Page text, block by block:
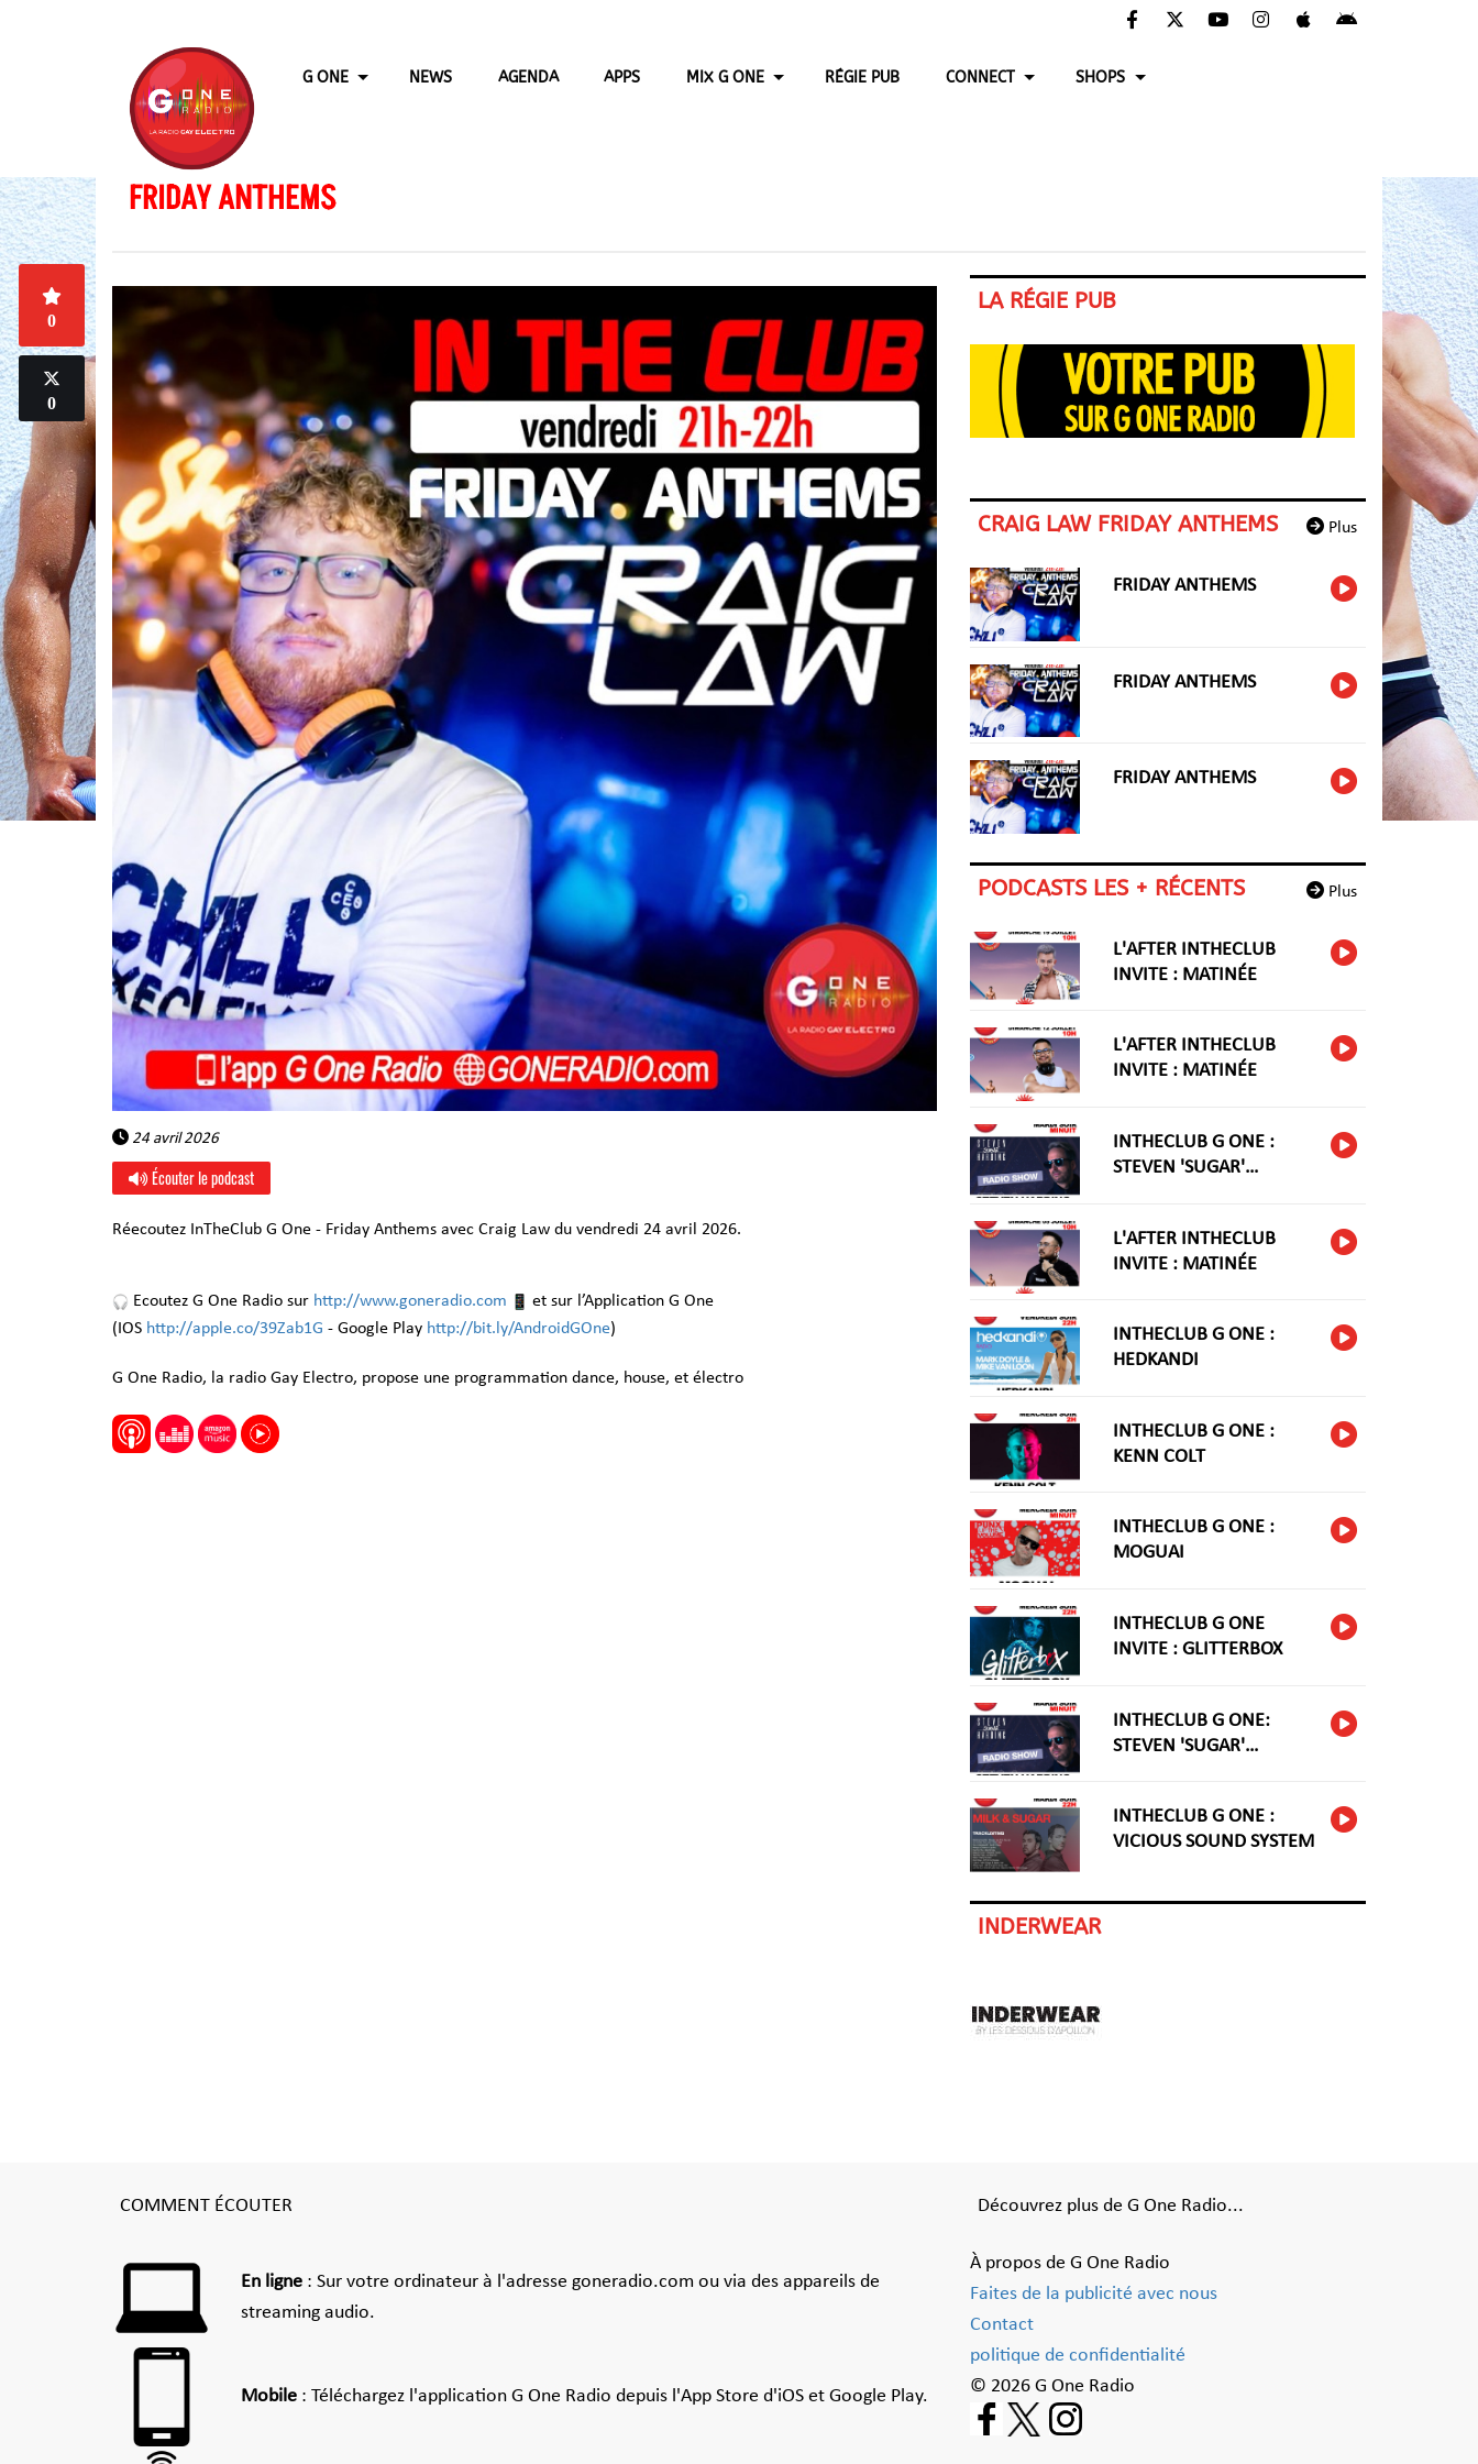
G ONE NEWS AGENDA APPS MIX G ONE RÉGIE PUB CONNECT SHOPS
FRIDAY ANTHEMS
0
0
24 avril 2026
Écouter le podcast
Réecoutez InTheClub G One - Friday Anthems avec Craig Law du vendredi 24 avril 2026.
Ecoutez G One Radio sur http://www.goneradio.com
et sur l’Application G One
(IOS http://apple.co/39Zab1G - Google Play http://bit.ly/AndroidGOne)
G One Radio, la radio Gay Electro, propose une programmation dance, house, et électro
LA RÉGIE PUB
Plus
CRAIG LAW FRIDAY ANTHEMS
FRIDAY ANTHEMS
FRIDAY ANTHEMS
FRIDAY ANTHEMS
Plus
PODCASTS LES + RÉCENTS
L'AFTER INTHECLUB
INVITE : MATINÉE
L'AFTER INTHECLUB
INVITE : MATINÉE
INTHECLUB G ONE :
STEVEN 'SUGAR'
L'AFTER INTHECLUB
INVITE : MATINÉE
INTHECLUB G ONE :
HEDKANDI
INTHECLUB G ONE :
KENN COLT
INTHECLUB G ONE :
MOGUAI
INTHECLUB G ONE
INVITE : GLITTERBOX
INTHECLUB G ONE:
STEVEN 'SUGAR'
INTHECLUB G ONE :
VICIOUS SOUND SYSTEM
INDERWEAR
COMMENT ÉCOUTER
En ligne : Sur votre ordinateur à l'adresse goneradio.com ou via des appareils de
streaming audio.
Mobile : Téléchargez l'application G One Radio depuis l'App Store d'iOS et Google Play.
Découvrez plus de G One Radio...
À propos de G One Radio
Faites de la publicité avec nous
Contact
politique de confidentialité
© 2026 G One Radio